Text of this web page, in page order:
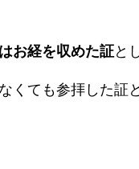
お経を収めた証と
くても参拝した証